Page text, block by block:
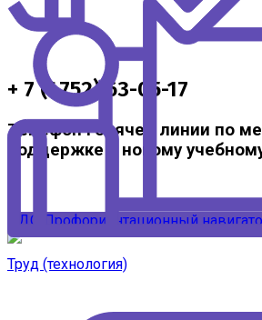
+ 7 (4752) 63-05-17
Телефон горячей линии по
поддержке к новому
ЦДО Профориентационный
Труд (технология)